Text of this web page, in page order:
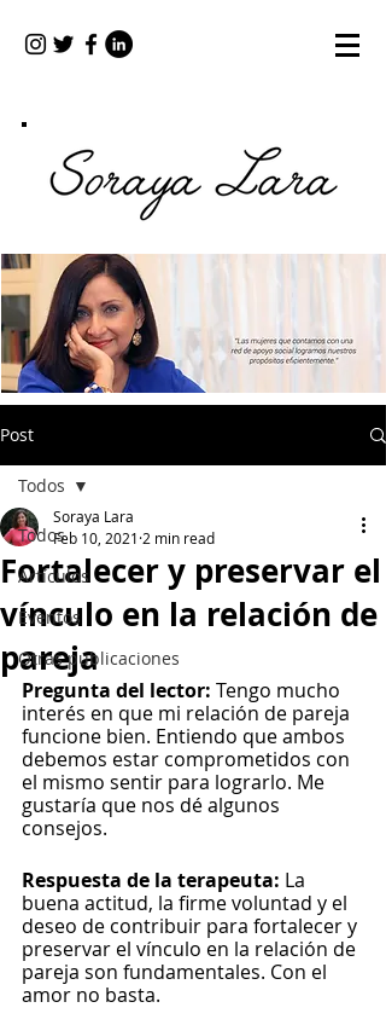
Post
Todos
Artículos
Eventos
Otras publicaciones
Todos
Fortalecer y preservar el
vínculo en la relación de
pareja
Soraya Lara
Feb 10, 2021 2 min read
Pregunta del lector: Tengo mucho
interés en que mi relación de pareja
funcione bien. Entiendo que ambos
debemos estar comprometidos con
el mismo sentir para lograrlo. Me
gustaría que nos dé algunos
consejos.
Respuesta de la terapeuta: La
buena actitud, la firme voluntad y el
deseo de contribuir para fortalecer y
preservar el vínculo en la relación de
pareja son fundamentales. Con el
amor no basta.